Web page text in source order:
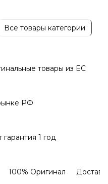
Все товары категории
товары из EC
РФ
1 год
100% Оригинал